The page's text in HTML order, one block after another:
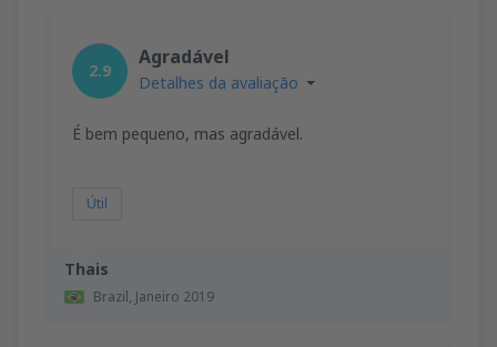
Thais
Brazil, Janeiro 2019
2.9
Agradável
Detalhes da avaliação
É bem pequeno, mas agradável.
Útil